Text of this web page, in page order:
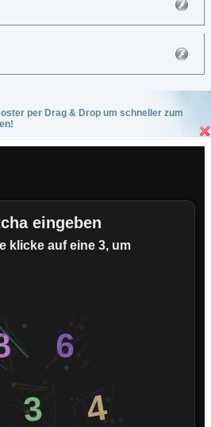
per Drag & Drop um schneller zum